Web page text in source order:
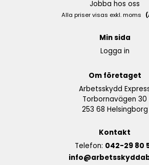
Jobba hos oss
Alla priser visas exkl. moms
Min sida
Logga in
Om företaget
Arbetsskydd
Torbornavägen 30
253 68 Helsingborg
Kontakt
Telefon: 042-29 80